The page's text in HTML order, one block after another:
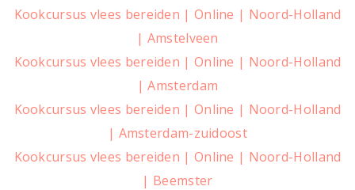
Kookcursus vlees bereiden | Online | Noord-Holland
| Amstelveen
Kookcursus vlees bereiden | Online | Noord-Holland
| Amsterdam
Kookcursus vlees bereiden | Online | Noord-Holland
| Amsterdam-zuidoost
Kookcursus vlees bereiden | Online | Noord-Holland
| Beemster